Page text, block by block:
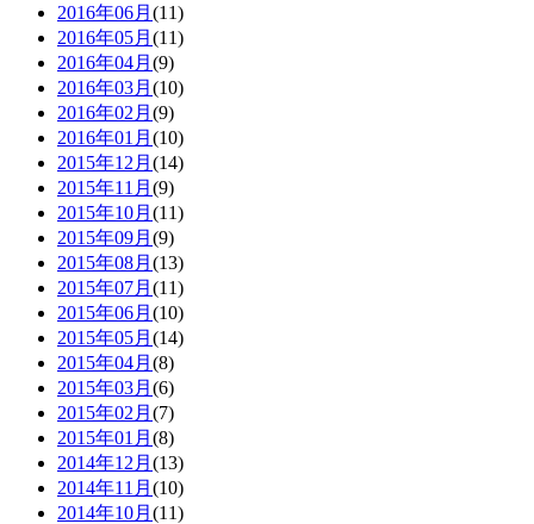
2016年06月 (11)
2016年05月 (11)
2016年04月 (9)
2016年03月 (10)
2016年02月 (9)
2016年01月 (10)
2015年12月 (14)
2015年11月 (9)
2015年10月 (11)
2015年09月 (9)
2015年08月 (13)
2015年07月 (11)
2015年06月 (10)
2015年05月 (14)
2015年04月 (8)
2015年03月 (6)
2015年02月 (7)
2015年01月 (8)
2014年12月 (13)
2014年11月 (10)
2014年10月 (11)